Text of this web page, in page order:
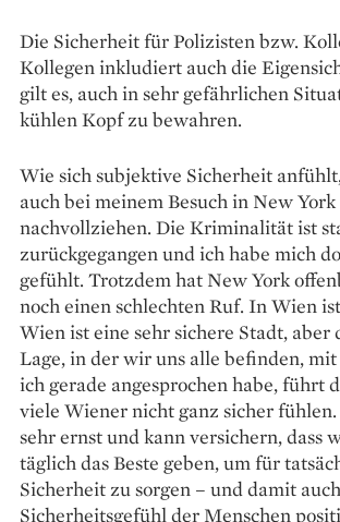
Die Sicherheit für Polizisten bzw.
Kollegen inkludiert auch die
gilt es, auch in sehr gefährlichen
kühlen Kopf zu bewahren.
Wie sich subjektive Sicherheit
auch bei meinem Besuch in New York
nachvollziehen. Die Kriminalität ist
zurückgegangen und ich habe mich
gefühlt. Trotzdem hat New York
noch einen schlechten Ruf. In Wien
Wien ist eine sehr sichere Stadt, aber
Lage, in der wir uns alle befinden,
ich gerade angesprochen habe, führt
viele Wiener nicht ganz sicher
sehr ernst und kann versichern, dass
täglich das Beste geben, um für
Sicherheit zu sorgen – und damit
Sicherheitsgefühl der Men­schen